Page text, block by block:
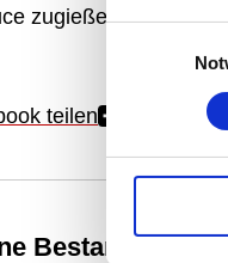
zugießen und
teilen
Bestandteile